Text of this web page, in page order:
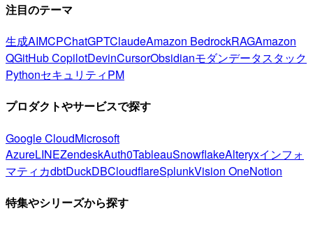
注目のテーマ
生成AIMCPChatGPTClaudeAmazon BedrockRAGAmazon
QGitHub CopilotDevinCursorObsidianモダンデータスタック
PythonセキュリティPM
プロダクトやサービスで探す
Google CloudMicrosoft
AzureLINEZendeskAuth0TableauSnowflakeAlteryxインフォ
マティカdbtDuckDBCloudflareSplunkVision OneNotion
特集やシリーズから探す